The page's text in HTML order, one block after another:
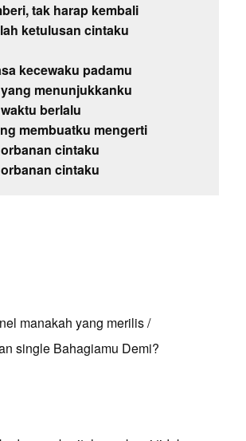
tak harap kembali
ketulusan cintaku
kecewaku padamu
menunjukkanku
berlalu
membuatku mengerti
cintaku
cintaku
manakah yang merilis /
single Bahagiamu Demi?